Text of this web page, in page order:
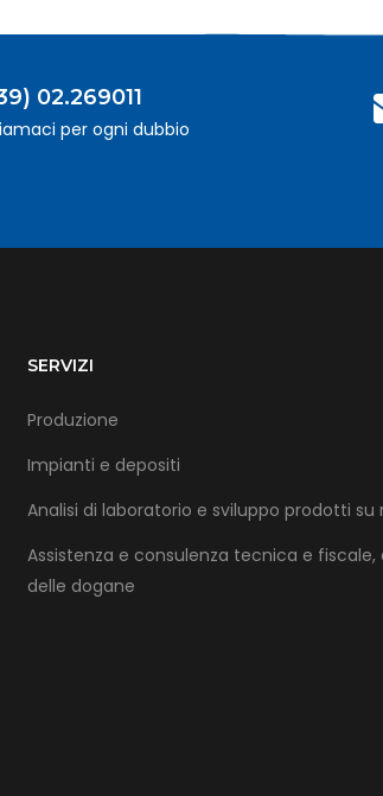
02.269011
per ogni dubbio
SERVIZI
Produzione
Impianti e depositi
Analisi di laboratorio e sviluppo prodotti su
Assistenza e consulenza tecnica e fiscale,
delle dogane